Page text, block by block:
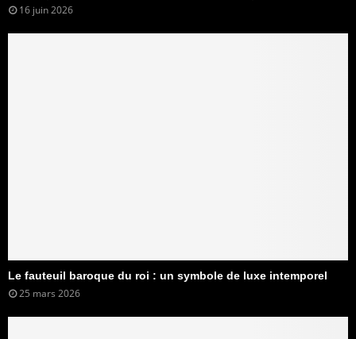
16 juin 2026
Le fauteuil baroque du roi : un symbole de luxe intemporel
25 mars 2026